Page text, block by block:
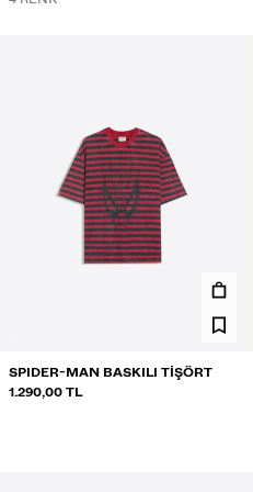
SPIDER-MAN BASKILI TIŞÖRT
1.290,00 TL